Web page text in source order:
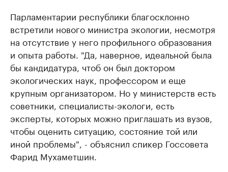
Парламентарии республики благосклонно
встретили нового министра экологии, несмотря
на отсутствие у него профильного образования
и опыта работы. "Да, наверное, идеальной была
бы кандидатура, чтоб он был доктором
экологических наук, профессором и еще
крупным организатором. Но у министерств есть
советники, специалисты-экологи, есть
эксперты, которых можно приглашать из вузов,
чтобы оценить ситуацию, состояние той или
иной проблемы", - объяснил спикер Госсовета
Фарид Мухаметшин.